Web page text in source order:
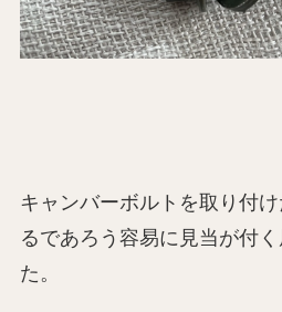
キャンバーボルトを取り付
るであろう容易に見当が付
た。